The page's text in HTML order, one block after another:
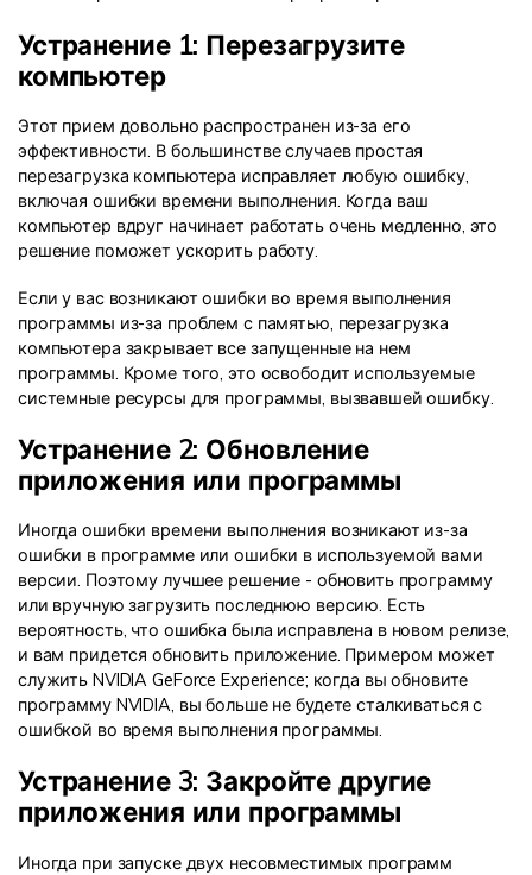
Устранение 1: Перезагрузите
компьютер
Этот прием довольно распространен из-за его
эффективности. В большинстве случаев простая
перезагрузка компьютера исправляет любую ошибку,
включая ошибки времени выполнения. Когда ваш
компьютер вдруг начинает работать очень медленно, это
решение поможет ускорить работу.
Если у вас возникают ошибки во время выполнения
программы из-за проблем с памятью, перезагрузка
компьютера закрывает все запущенные на нем
программы. Кроме того, это освободит используемые
системные ресурсы для программы, вызвавшей ошибку.
Устранение 2: Обновление
приложения или программы
Иногда ошибки времени выполнения возникают из-за
ошибки в программе или ошибки в используемой вами
версии. Поэтому лучшее решение - обновить программу
или вручную загрузить последнюю версию. Есть
вероятность, что ошибка была исправлена в новом релизе,
и вам придется обновить приложение. Примером может
служить NVIDIA GeForce Experience; когда вы обновите
программу NVIDIA, вы больше не будете сталкиваться с
ошибкой во время выполнения программы.
Устранение 3: Закройте другие
приложения или программы
Иногда при запуске двух несовместимых программ